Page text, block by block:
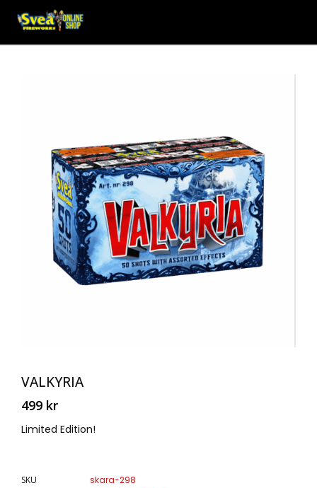
VALKYRIA
499 kr
Limited Edition!
SKU
skara-298